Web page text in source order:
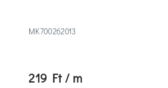
MK700262013
219 Ft / m